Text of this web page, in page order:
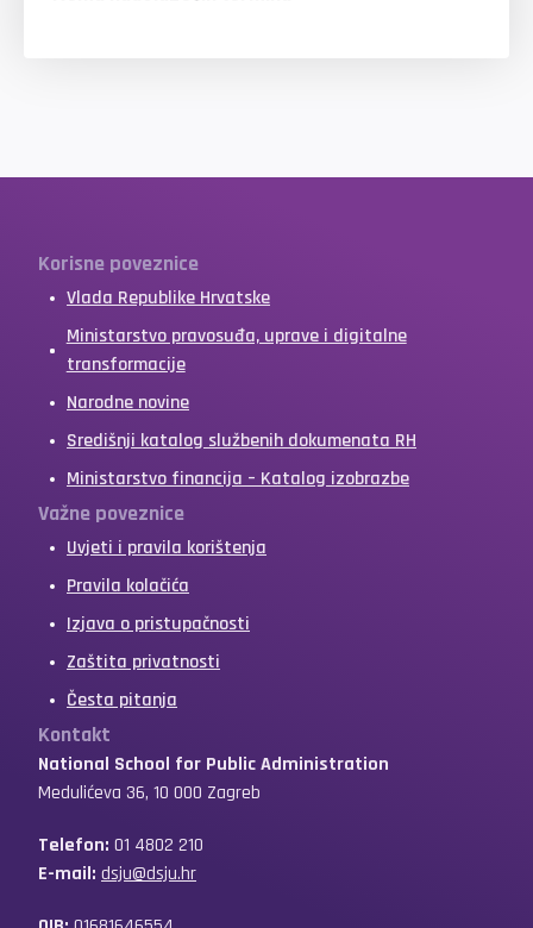
Korisne poveznice
Vlada Republike Hrvatske
Ministarstvo pravosuđa, uprave i digitalne
transformacije
Narodne novine
Središnji katalog službenih dokumenata RH
Ministarstvo financija – Katalog izobrazbe
Važne poveznice
Uvjeti i pravila korištenja
Pravila kolačića
Izjava o pristupačnosti
Zaštita privatnosti
Česta pitanja
Kontakt
National School for Public Administration
Medulićeva 36, 10 000 Zagreb
Telefon: 01 4802 210
E-mail: dsju@dsju.hr